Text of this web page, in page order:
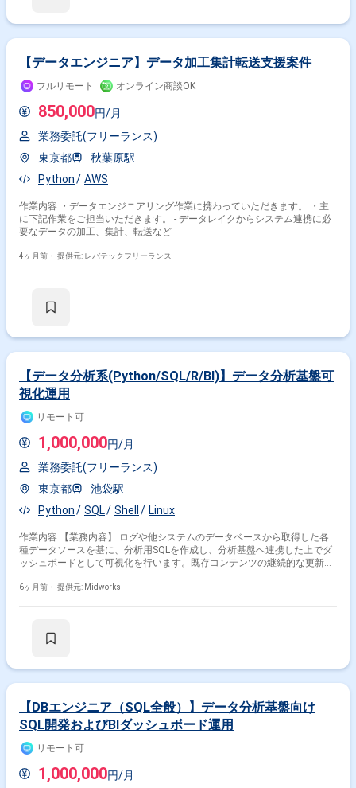
【データエンジニア】データ加工集計転送支援案件
フルリモート オンライン商談OK
850,000円/月
業務委託(フリーランス)
東京都
秋葉原駅
Python
AWS
作業内容 ・データエンジニアリング作業に携わっていただきます。 ・主
に下記作業をご担当いただきます。 - データレイクからシステム連携に必
要なデータの加工、集計、転送など
4ヶ月前・ 提供元: レバテックフリーランス
【データ分析系(Python/SQL/R/BI)】データ分析基盤可
視化運用
リモート可
1,000,000円/月
業務委託(フリーランス)
東京都
池袋駅
Python
SQL Shell Linux
作業内容 【業務内容】 ログや他システムのデータベースから取得した各
種データソースを基に、分析用SQLを作成し、分析基盤へ連携した上でダ
ッシュボードとして可視化を行います。既存コンテンツの継続的な更新対
などの定常業務を担当します。データ分析基盤の安定運用を意識しなが
ント発生時の個別データ対応 ・月次処理および定常運用対応 ・分析基盤
6ヶ月前・ 提供元: Midworks
【DBエンジニア（SQL全般）】データ分析基盤向け
SQL開発およびBIダッシュボード運用
リモート可
1,000,000円/月